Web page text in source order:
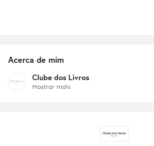
Acerca de mim
Clube dos Livros
Mostrar mais